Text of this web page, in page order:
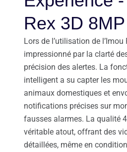
Rex 3D 8MP
Lors de l’utilisation de l’Imou
impressionné par la clarté
précision des alertes. La
intelligent a su capter les
animaux domestiques et
notifications précises sur
fausses alarmes. La qualité
véritable atout, offrant des
détaillées, même en